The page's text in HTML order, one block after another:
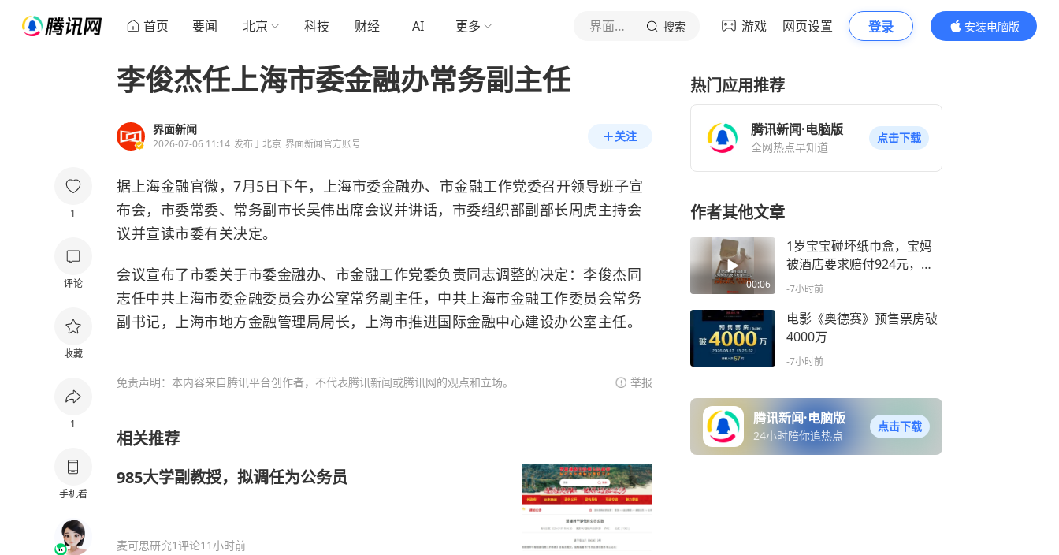
首页 要闻 北京 科技 财经 AI 更多 界面新闻 搜索 游戏 网页设置 登录
安装电脑版
内容更精彩
1
评论
收藏
1
手机看
李俊杰任上海市委金融办常务副主任
界面新闻
2026-07-06 11:14 发布于北京 界面新闻官方账号
关注
据上海金融官微，7月5日下午，上海市委金融办、市金融工作党委召开领导班子宣
布会，市委常委、常务副市长吴伟出席会议并讲话，市委组织部副部长周虎主持会
议并宣读市委有关决定。
会议宣布了市委关于市委金融办、市金融工作党委负责同志调整的决定：李俊杰同
志任中共上海市委金融委员会办公室常务副主任，中共上海市金融工作委员会常务
副书记，上海市地方金融管理局局长，上海市推进国际金融中心建设办公室主任。
免责声明：本内容来自腾讯平台创作者，不代表腾讯新闻或腾讯网的观点和立场。 举报
相关推荐
985大学副教授，拟调任为公务员
麦可思研究1评论11小时前
热门应用推荐
腾讯新闻·电脑版
全网热点早知道
点击下载
作者其他文章
00:06
1岁宝宝碰坏纸巾盒，宝妈
被酒店要求赔付924元，三
亚涉事酒店：系骨瓷定制，
价
-7小时前
电影《奥德赛》预售票房破
4000万
-7小时前
腾讯新闻·电脑版
24小时陪你追热点
点击下载